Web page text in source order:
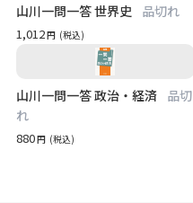
山川一問一答 世界史 品切れ
1,012円 (税込)
山川一問一答 政治・経済 品切
れ
880円 (税込)